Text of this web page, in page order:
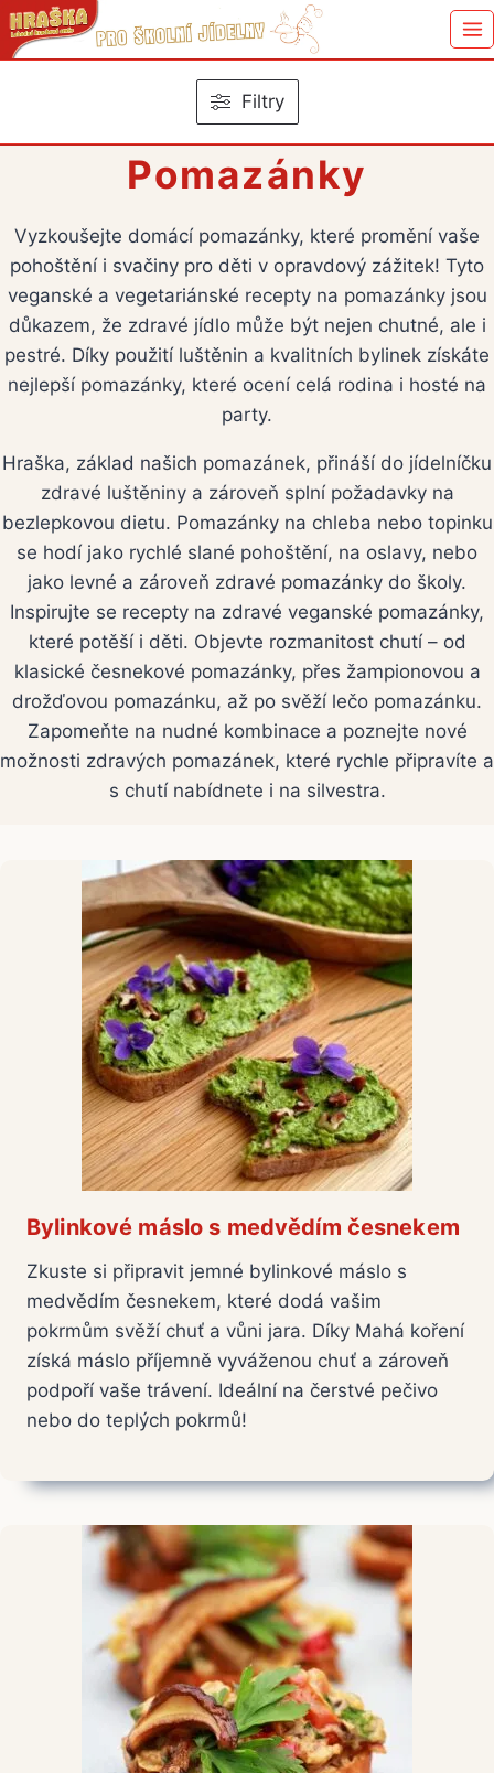
Přeskočit
na
Filtry
Pomazánky
Vyzkoušejte domácí pomazánky, které promění vaše
pohoštění i svačiny pro děti v opravdový zážitek! Tyto
veganské a vegetariánské recepty na pomazánky jsou
důkazem, že zdravé jídlo může být nejen chutné, ale i
pestré. Díky použití luštěnin a kvalitních bylinek získáte
nejlepší pomazánky, které ocení celá rodina i hosté na
party.
Hraška, základ našich pomazánek, přináší do jídelníčku
zdravé luštěniny a zároveň splní požadavky na
bezlepkovou dietu. Pomazánky na chleba nebo topinku
se hodí jako rychlé slané pohoštění, na oslavy, nebo
jako levné a zároveň zdravé pomazánky do školy.
Inspirujte se recepty na zdravé veganské pomazánky,
které potěší i děti. Objevte rozmanitost chutí – od
klasické česnekové pomazánky, přes žampionovou a
drožďovou pomazánku, až po svěží lečo pomazánku.
Zapomeňte na nudné kombinace a poznejte nové
možnosti zdravých pomazánek, které rychle připravíte a
s chutí nabídnete i na silvestra.
Bylinkové máslo s medvědím česnekem
Zkuste si připravit jemné bylinkové máslo s
medvědím česnekem, které dodá vašim
pokrmům svěží chuť a vůni jara. Díky Mahá koření
získá máslo příjemně vyváženou chuť a zároveň
podpoří vaše trávení. Ideální na čerstvé pečivo
nebo do teplých pokrmů!